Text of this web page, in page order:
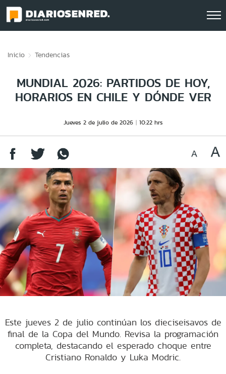
Inicio Tendencias
MUNDIAL 2026: PARTIDOS DE HOY,
HORARIOS EN CHILE Y DÓNDE VER
Jueves 2 de julio de 2026 10:22 hrs
Este jueves 2 de julio continúan los dieciseisavos de
final de la Copa del Mundo. Revisa la programación
completa, destacando el esperado choque entre
Cristiano Ronaldo y Luka Modric.